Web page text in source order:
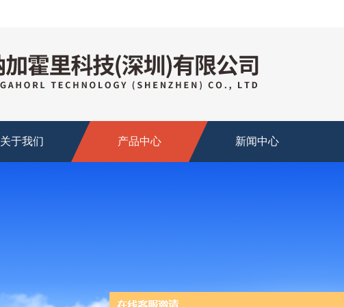
关于我们 产品中心 新闻中心